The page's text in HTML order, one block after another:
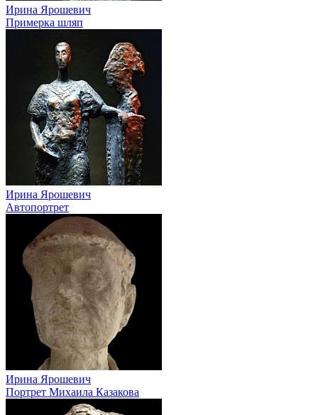
Ирина Ярошевич
Примерка шляп
Ирина Ярошевич
Автопортрет
Ирина Ярошевич
Портрет Михаила Казакова